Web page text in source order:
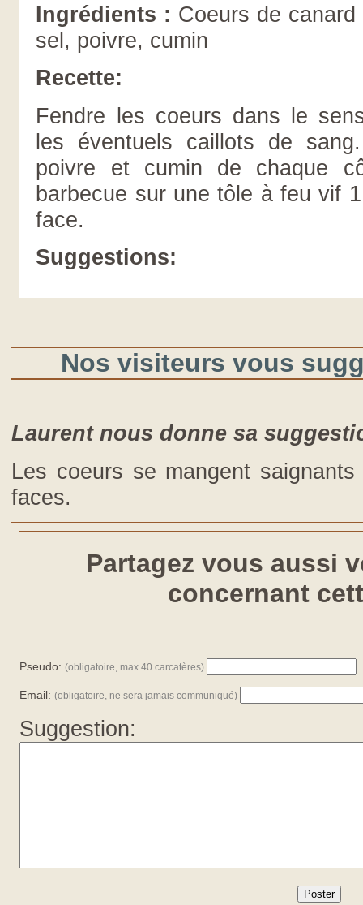
Ingrédients : Coeurs de
sel, poivre, cumin
Recette:
Fendre les coeurs dans le
les éventuels caillots de
poivre et cumin de chaque
barbecue sur une tôle à feu vif
face.
Suggestions:
Nos visiteurs vous
Laurent nous donne sa
Les coeurs se mangent saignants mais bien grillés sur les 2
faces.
Partagez vous aussi
concernant
Pseudo:(obligatoire, max 40 carcatères)
Email:(obligatoire, ne sera jamais communiqué)
Suggestion: